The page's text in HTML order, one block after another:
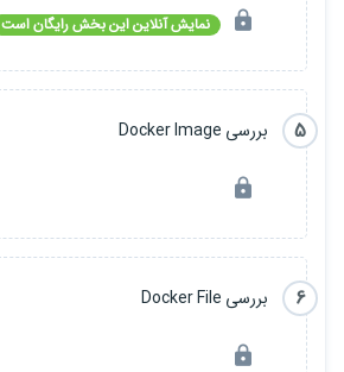
نمایش آنلاین این بخش رایگان است
5 بررسی Docker Image
6 بررسی Docker File